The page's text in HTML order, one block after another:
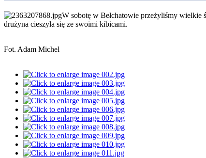
W sobotę w Bełchatowie przeżyliśmy wielkie
drużyna cieszyła się ze swoimi kibicami.
Fot. Adam Michel